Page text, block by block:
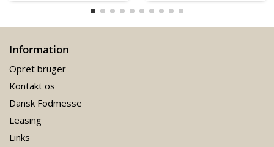
Information
Opret bruger
Kontakt os
Dansk Fodmesse
Leasing
Links